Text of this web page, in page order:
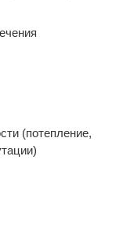
(потепление,